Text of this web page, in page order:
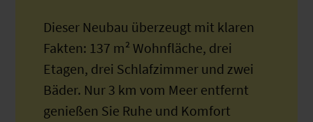
Dieser Neubau überzeugt mit klaren
Fakten: 137 m² Wohnfläche, drei
Etagen, drei Schlafzimmer und zwei
Bäder. Nur 3 km vom Meer entfernt
genießen Sie Ruhe und Komfort